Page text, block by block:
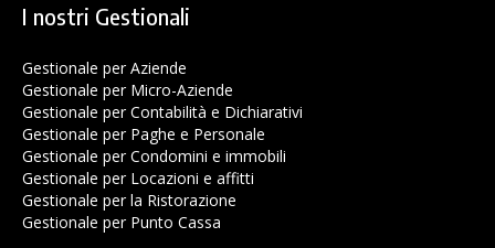
I nostri Gestionali
Gestionale per Aziende
Gestionale per Micro-Aziende
Gestionale per Contabilità e Dichiarativi
Gestionale per Paghe e Personale
Gestionale per Condomini e immobili
Gestionale per Locazioni e affitti
Gestionale per la Ristorazione
Gestionale per Punto Cassa